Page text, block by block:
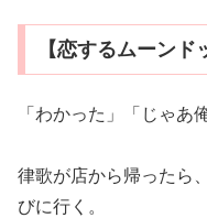
【恋するムーン
「わかった」「じゃあ
律歌が店から帰ったら
びに行く。